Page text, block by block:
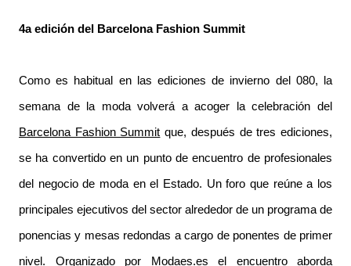
4a edición del Barcelona Fashion Summit
Como es habitual en las ediciones de invierno del 080, la
semana de la moda volverá a acoger la celebración del
Barcelona Fashion Summit que, después de tres ediciones,
se ha convertido en un punto de encuentro de profesionales
del negocio de moda en el Estado. Un foro que reúne a los
principales ejecutivos del sector alrededor de un programa de
ponencias y mesas redondas a cargo de ponentes de primer
nivel. Organizado por Modaes.es el encuentro aborda